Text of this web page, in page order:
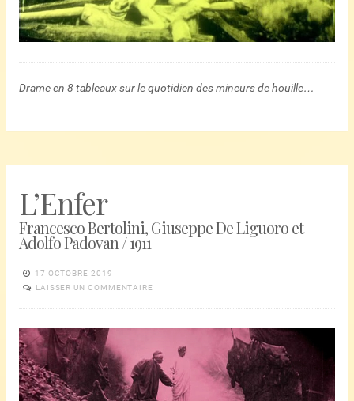
Drame en 8 tableaux sur le quotidien des mineurs de houille…
L’Enfer
Francesco Bertolini, Giuseppe De Liguoro et
Adolfo Padovan / 1911
17 OCTOBRE 2019
LAISSER UN COMMENTAIRE
Lecteur
vidéo